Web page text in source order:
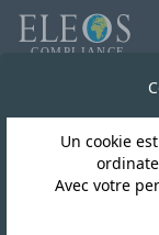
Un cookie
Avec votre